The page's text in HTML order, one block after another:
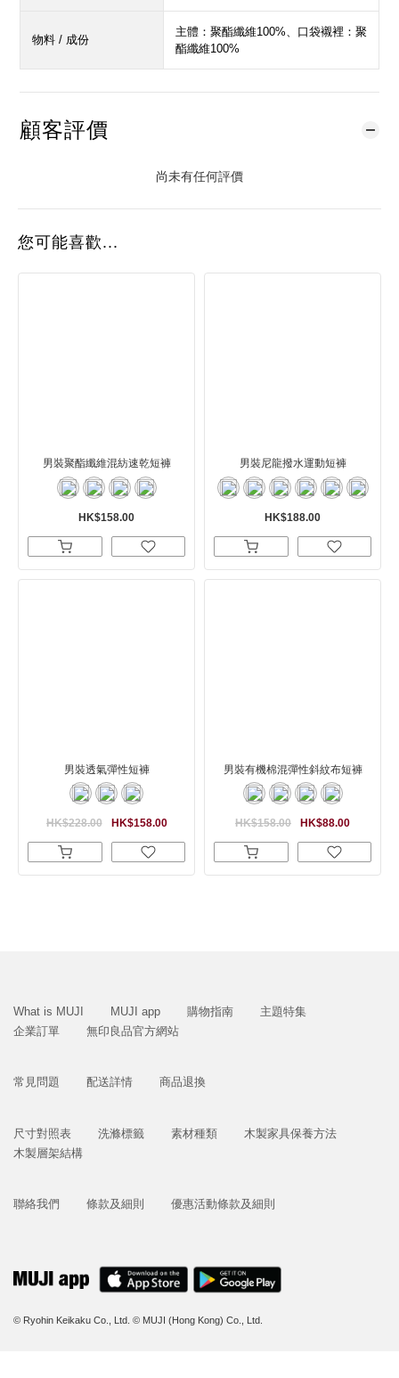
物料 / 成份
主體：聚酯纖維100%、口袋襯裡：聚
酯纖維100%
顧客評價
尚未有任何評價
您可能喜歡...
男裝聚酯纖維混紡速乾短褲
HK$158.00
男裝尼龍撥水運動短褲
HK$188.00
男裝透氣彈性短褲
HK$158.00
HK$228.00
男裝有機棉混彈性斜紋布短褲
HK$88.00
HK$158.00
What is MUJI MUJI app 購物指南
主題特集
企業訂單
無印良品官方網站
常見問題 配送詳情 商品退換
尺寸對照表 洗滌標籤 素材種類
木製家具保養方法
木製層架結構
聯絡我們 條款及細則 優惠活動條款及細則
© Ryohin Keikaku Co., Ltd. © MUJI (Hong Kong) Co., Ltd.